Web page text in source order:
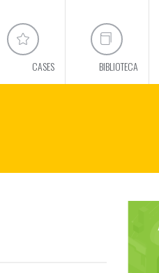
CASES BIBLIOTECA